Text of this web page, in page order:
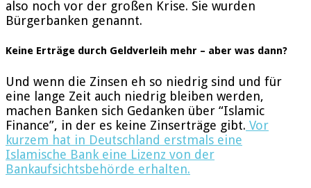
also noch vor der großen Krise. Sie wurden
Bürgerbanken genannt.
Keine Erträge durch Geldverleih mehr – aber was dann?
Und wenn die Zinsen eh so niedrig sind und für
eine lange Zeit auch niedrig bleiben werden,
machen Banken sich Gedanken über “Islamic
Finance”, in der es keine Zinserträge gibt. Vor
kurzem hat in Deutschland erstmals eine
Islamische Bank eine Lizenz von der
Bankaufsichtsbehörde erhalten.